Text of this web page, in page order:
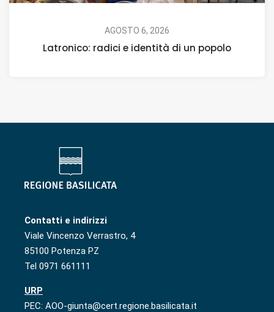
AGOSTO 6, 2026
Latronico: radici e identità di un popolo
Contatti e indirizzi
Viale Vincenzo Verrastro, 4
85100 Potenza PZ
Tel 0971 661111
URP
PEC: AOO-giunta@cert.regione.basilicata.it